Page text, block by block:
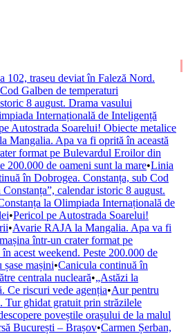
102, traseu deviat în Faleză Nord.
Galben de temperaturi
8 august. Drama vasului
Internațională de Inteligență
Autostrada Soarelui! Obiecte metalice
Mangalia. Apa va fi oprită în această
format pe Bulevardul Eroilor din
200.000 de oameni sunt la mare•Linia
în Dobrogea. Constanța, sub Cod
Constanța”, calendar istoric 8 august.
la Olimpiada Internațională de
•Pericol pe Autostrada Soarelui!
•Avarie RAJA la Mangalia. Apa va fi
într-un crater format pe
acest weekend. Peste 200.000 de
mașini•Canicula continuă în
centrala nucleară•„Astăzi la
Ce riscuri vede agenția•Aur pentru
Tur ghidat gratuit prin străzilele
poveștile orașului de la malul
București – Brașov•Carmen Șerban,